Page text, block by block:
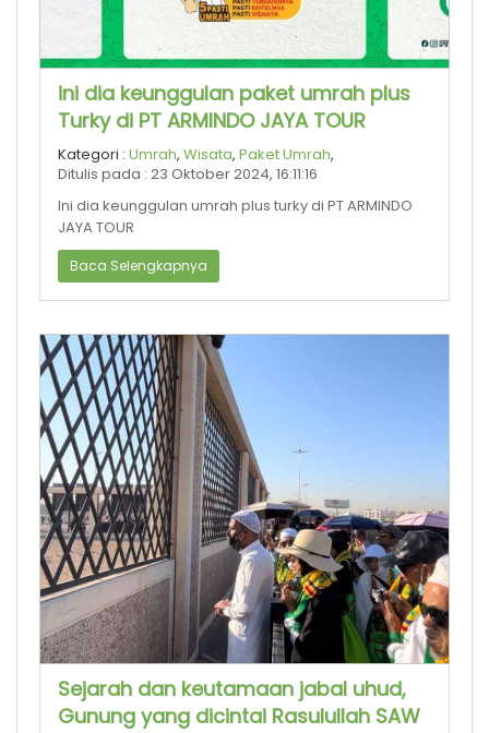
ini dia keunggulan paket umrah plus
Turky di PT ARMINDO JAYA TOUR
Kategori : Umrah, Wisata, Paket Umrah,
Ditulis pada : 23 Oktober 2024, 16:11:16
Ini dia keunggulan umrah plus turky di PT ARMINDO
JAYA TOUR
Baca Selengkapnya
Sejarah dan keutamaan jabal uhud,
Gunung yang dicintai Rasulullah SAW